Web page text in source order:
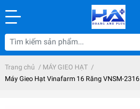
Trang chủ / MÁY GIEO HẠT /
Máy Gieo Hạt Vinafarm 16 Răng VNSM-2316